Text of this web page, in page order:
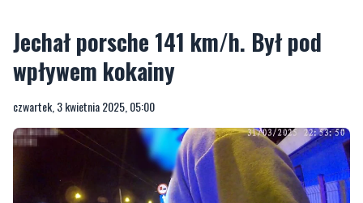
czwartek, 3 kwietnia 2025, 05:00